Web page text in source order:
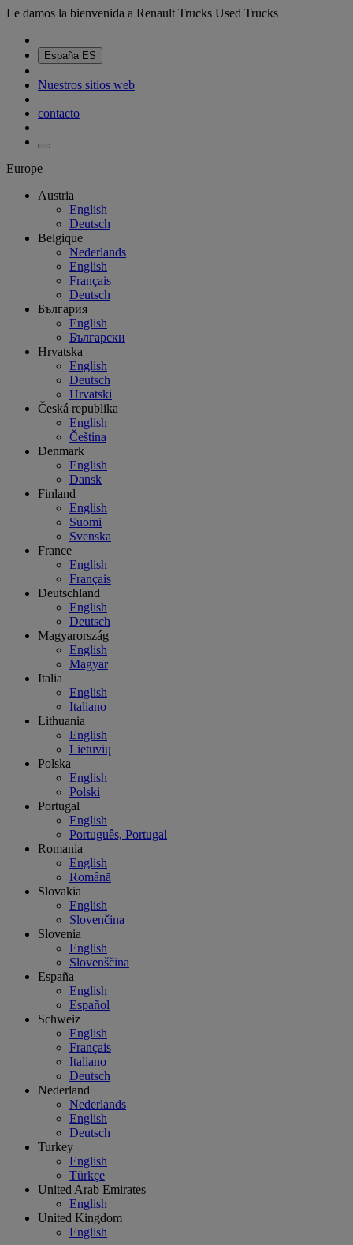
Le damos la bienvenida a Renault Trucks Used Trucks
España ES
Nuestros sitios web
contacto
Europe
Austria
English
Deutsch
Belgique
Nederlands
English
Français
Deutsch
България
English
Български
Hrvatska
English
Deutsch
Hrvatski
Česká republika
English
Čeština
Denmark
English
Dansk
Finland
English
Suomi
Svenska
France
English
Français
Deutschland
English
Deutsch
Magyarország
English
Magyar
Italia
English
Italiano
Lithuania
English
Lietuvių
Polska
English
Polski
Portugal
English
Português, Portugal
Romania
English
Română
Slovakia
English
Slovenčina
Slovenia
English
Slovenščina
España
English
Español
Schweiz
English
Français
Italiano
Deutsch
Nederland
Nederlands
English
Deutsch
Turkey
English
Türkçe
United Arab Emirates
English
United Kingdom
English